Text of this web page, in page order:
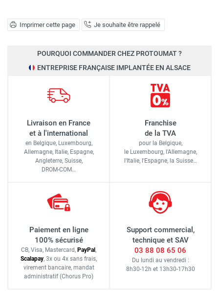
Imprimer cette page Je souhaite être rappelé
POURQUOI COMMANDER CHEZ PROTOUMAT ?
ENTREPRISE FRANÇAISE IMPLANTÉE EN ALSACE
Livraison en France
et à l'international
en Belgique, Luxembourg,
Allemagne, Italie, Espagne,
Angleterre, Suisse,
DROM-COM…
Franchise
de la TVA
pour la Belgique,
le Luxembourg, l'Allemagne,
l'Italie, l'Espagne, la Suisse…
Paiement en ligne
100% sécurisé
CB, Visa, Mastercard, PayPal,
Scalapay, 3x ou 4x sans frais,
virement bancaire, mandat
administratif (Chorus Pro)
Support commercial,
technique et SAV
03 88 08 65 06
Du lundi au vendredi :
8h30-12h et 13h30-17h30